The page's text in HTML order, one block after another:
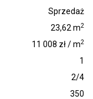
Sprzedaż
23,62 m2
11 008 zł / m2
1
2/4
350